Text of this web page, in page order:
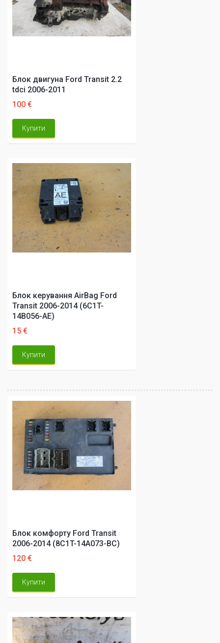
Блок двигуна Ford Transit 2.2
tdci 2006-2011
100 €
Купити
Блок керування AirBag Ford
Transit 2006-2014 (6C1T-
14B056-AE)
15 €
Купити
Блок комфорту Ford Transit
2006-2014 (8C1T-14A073-BC)
120 €
Купити